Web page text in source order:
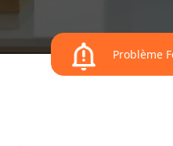
Problème